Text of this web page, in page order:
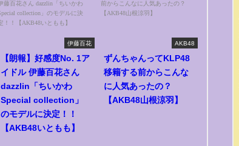
伊藤百花
【朗報】好感度No. 1ア
イドル 伊藤百花さん
dazzlin「ちいかわ
Special collection」
のモデルに決定！！
【AKB48いともも】
AKB48
ずんちゃんってKLP48
移籍する前からこんな
に人気あったの？
【AKB48山根涼羽】